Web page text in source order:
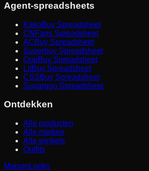
Agent-spreadsheets
KakoBuy Spreadsheet
CNFans Spreadsheet
ACBuy Spreadsheet
Superbuy Spreadsheet
OopBuy Spreadsheet
LitBuy Spreadsheet
CSSBuy Spreadsheet
Sugargoo Spreadsheet
Ontdekken
Alle producten
Alle merken
Alle winkels
Outfits
MaisonLooks